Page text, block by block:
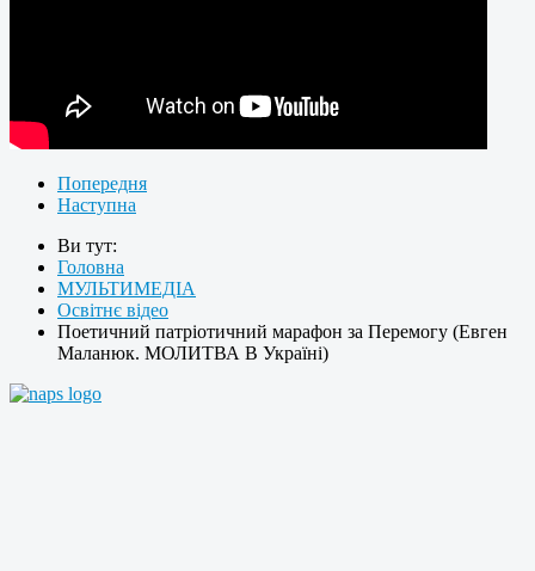
Попередня
Наступна
Ви тут:
Головна
МУЛЬТИМЕДІА
Освітнє відео
Поетичний патріотичний марафон за Перемогу (Евген
Маланюк. МОЛИТВА В Україні)